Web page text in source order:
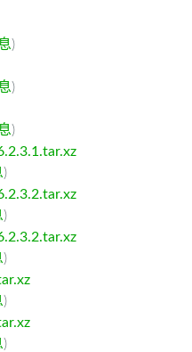
)
)
)
)
)
)
)
)